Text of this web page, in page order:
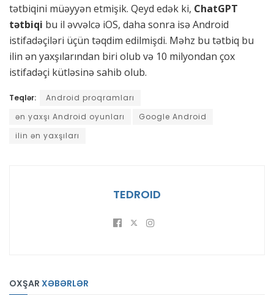
tətbiqini müəyyən etmişik. Qeyd edək ki, ChatGPT
tətbiqi bu il əvvəlcə iOS, daha sonra isə Android
istifadəçiləri üçün təqdim edilmişdi. Məhz bu tətbiq bu
ilin ən yaxşılarından biri olub və 10 milyondan çox
istifadəçi kütləsinə sahib olub.
Teqlər:
Android proqramları
ən yaxşı Android oyunları
Google Android
ilin ən yaxşıları
TEDROID
OXŞAR XƏBƏRLƏR